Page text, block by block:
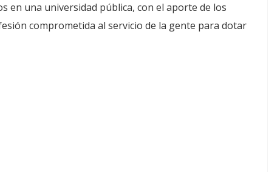
en una universidad pública, con el aporte de los
comprometida al servicio de la gente para dotar